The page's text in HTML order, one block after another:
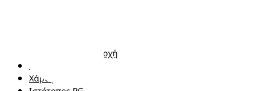
Αλλαγή χώρα/περιοχή
Χάρτης ιστότοπου